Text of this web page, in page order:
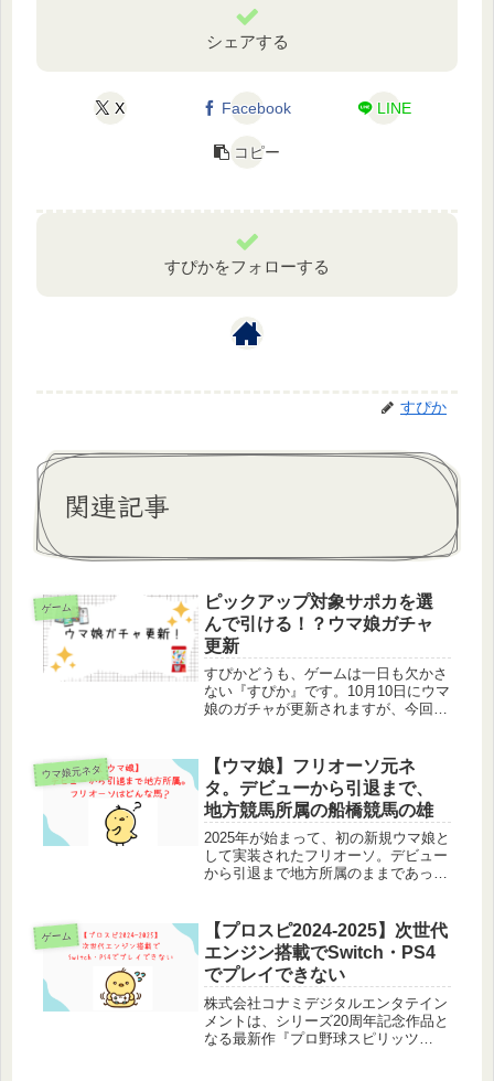
シェアする
X Facebook LINE
コピー
すぴかをフォローする
すぴか
関連記事
ゲーム
ピックアップ対象サポカを選
んで引ける！？ウマ娘ガチャ
更新
すぴかどうも、ゲームは一日も欠かさ
ない『すぴか』です。10月10日にウマ
娘のガチャが更新されますが、今回は
ャでは育成ウマ娘のピックアップは無
く、サポカは今での復刻ガチャです...
ウマ娘元ネタ
【ウマ娘】フリオーソ元ネ
タ。デビューから引退まで、
地方競馬所属の船橋競馬の雄
2025年が始まって、初の新規ウマ娘と
して実装されたフリオーソ。デビュー
から引退まで地方所属のままであった
を主戦場としていた競走馬がモチーフ
なのでどんな馬なのかよくわからな...
ゲーム
【プロスピ2024-2025】次世代
エンジン搭載でSwitch・PS4
でプレイできない
株式会社コナミデジタルエンタテイン
メントは、シリーズ20周年記念作品と
なる最新作『プロ野球スピリッツ